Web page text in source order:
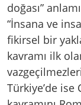
doğası”
“İnsana ve
fikirsel bir
kavramı ilk
Türkiye’de ise